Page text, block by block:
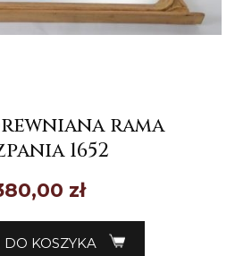
rama
1652
zł
KOSZYKA